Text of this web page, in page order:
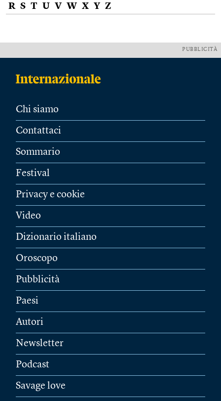
R S T U V W X Y Z
PUBBLICITÀ
Chi siamo
Contattaci
Sommario
Festival
Privacy e cookie
Video
Dizionario italiano
Oroscopo
Pubblicità
Paesi
Autori
Newsletter
Podcast
Savage love